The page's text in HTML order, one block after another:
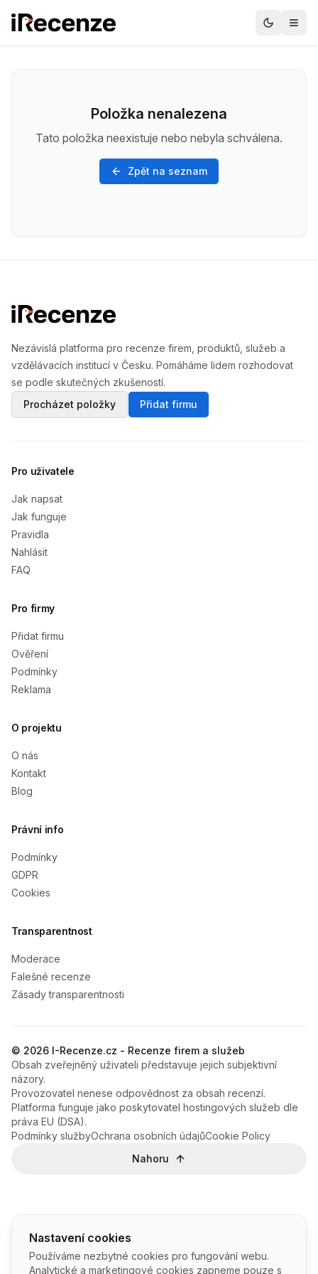
Položka nenalezena
Tato položka neexistuje nebo nebyla schválena.
Zpět na seznam
Nastavení cookies
Používáme nezbytné cookies pro fungování webu.
Analytické a marketingové cookies zapneme pouze s
Nezávislá platforma pro recenze firem, produktů, služeb a
vzdělávacích institucí v Česku. Pomáháme lidem rozhodovat
se podle skutečných zkušeností.
Procházet položky
Přidat firmu
Pro uživatele
Jak napsat
Jak funguje
Pravidla
Nahlásit
FAQ
Pro firmy
Přidat firmu
Ověření
Podmínky
Reklama
O projektu
O nás
Kontakt
Blog
Právní info
Podmínky
GDPR
Cookies
Transparentnost
Moderace
Falešné recenze
Zásady transparentnosti
© 2026 I-Recenze.cz - Recenze firem a služeb
Obsah zveřejněný uživateli představuje jejich subjektivní
názory.
Provozovatel nenese odpovědnost za obsah recenzí.
Platforma funguje jako poskytovatel hostingových služeb dle
práva EU (DSA).
Podmínky službyOchrana osobních údajůCookie Policy
Nahoru